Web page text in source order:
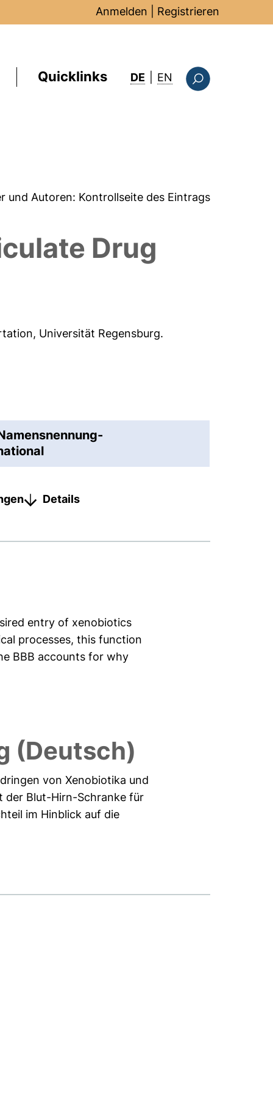
Anmelden Registrieren
Quicklinks DE EN : this page in
und Autoren: Kontrollseite des Eintrags
Drug
Universität Regensburg.
Details
entry of xenobiotics
processes, this function
BBB accounts for why
(Deutsch)
von Xenobiotika und
der Blut-Hirn-Schranke für
im Hinblick auf die